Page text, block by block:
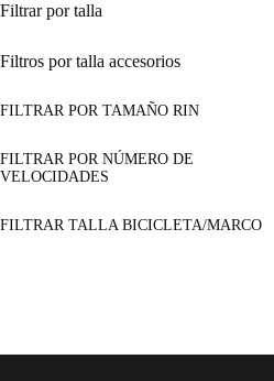
Filtrar por talla
Filtros por talla accesorios
FILTRAR POR TAMAÑO RIN
FILTRAR POR NÚMERO DE
VELOCIDADES
FILTRAR TALLA BICICLETA/MARCO